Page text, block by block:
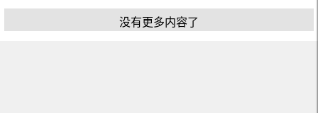
没有更多内容了